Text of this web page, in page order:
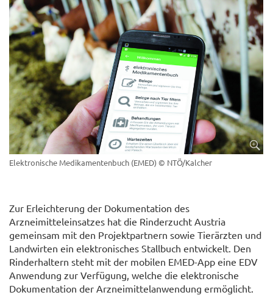
Elektronische Medikamentenbuch (EMED) © NTÖ/Kalcher
Zur Erleichterung der Dokumentation des
Arzneimitteleinsatzes hat die Rinderzucht Austria
gemeinsam mit den Projektpartnern sowie Tierärzten und
Landwirten ein elektronisches Stallbuch entwickelt. Den
Rinderhaltern steht mit der mobilen EMED-App eine EDV
Anwendung zur Verfügung, welche die elektronische
Dokumentation der Arzneimittelanwendung ermöglicht.